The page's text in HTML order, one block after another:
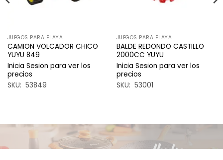
JUEGOS PARA PLAYA
CAMION VOLCADOR CHICO
YUYU 849
Inicia Sesion para ver los
precios
SKU: 53849
JUEGOS PARA PLAYA
BALDE REDONDO CASTILLO
2000CC YUYU
Inicia Sesion para ver los
precios
SKU: 53001